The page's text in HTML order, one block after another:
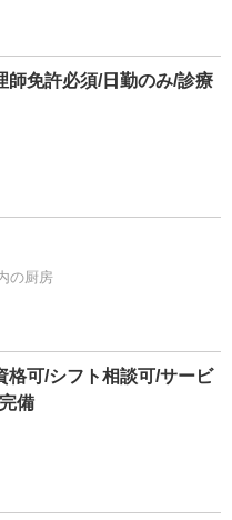
師免許必須/日勤のみ/診療
の厨房
格可/シフト相談可/サービ
備